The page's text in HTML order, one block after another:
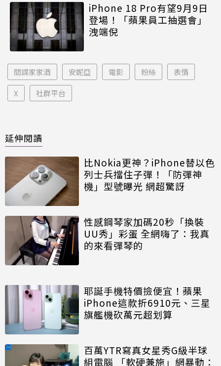
iPhone 18 Pro有望9月9日
登場！「蘋果員工抽選會」
洩端倪
間諜家家酒 安妮亞 電影 粉絲 表情
X 社群平台
延伸閱讀
比Nokia更神？iPhone替以色
列士兵擋住子彈！「防彈神
機」型號曝光 網超驚訝
性感鋼琴家加碼20秒「換裝
UU秀」彩蛋 全網嗨了：我真
的來看彈琴的
耶誕手機特價撿便宜！蘋果
iPhone這款折6910元、三星
旗艦機砍萬元超划算
百萬YTR寫真女星秀G級半球
組電腦 「軟硬兼施」網暴動：